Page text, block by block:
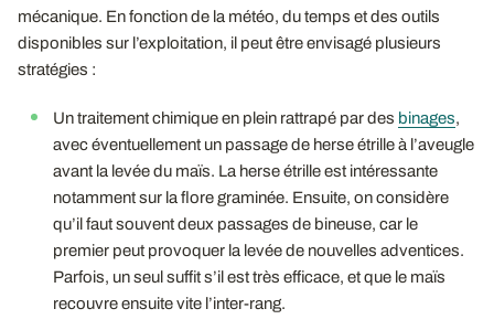
mécanique. En fonction de la météo, du temps et des outils
disponibles sur l’exploitation, il peut être envisagé plusieurs
stratégies :
Un traitement chimique en plein rattrapé par des binages,
avec éventuellement un passage de herse étrille à l’aveugle
avant la levée du maïs. La herse étrille est intéressante
notamment sur la flore graminée. Ensuite, on considère
qu’il faut souvent deux passages de bineuse, car le
premier peut provoquer la levée de nouvelles adventices.
Parfois, un seul suffit s’il est très efficace, et que le maïs
recouvre ensuite vite l’inter-rang.